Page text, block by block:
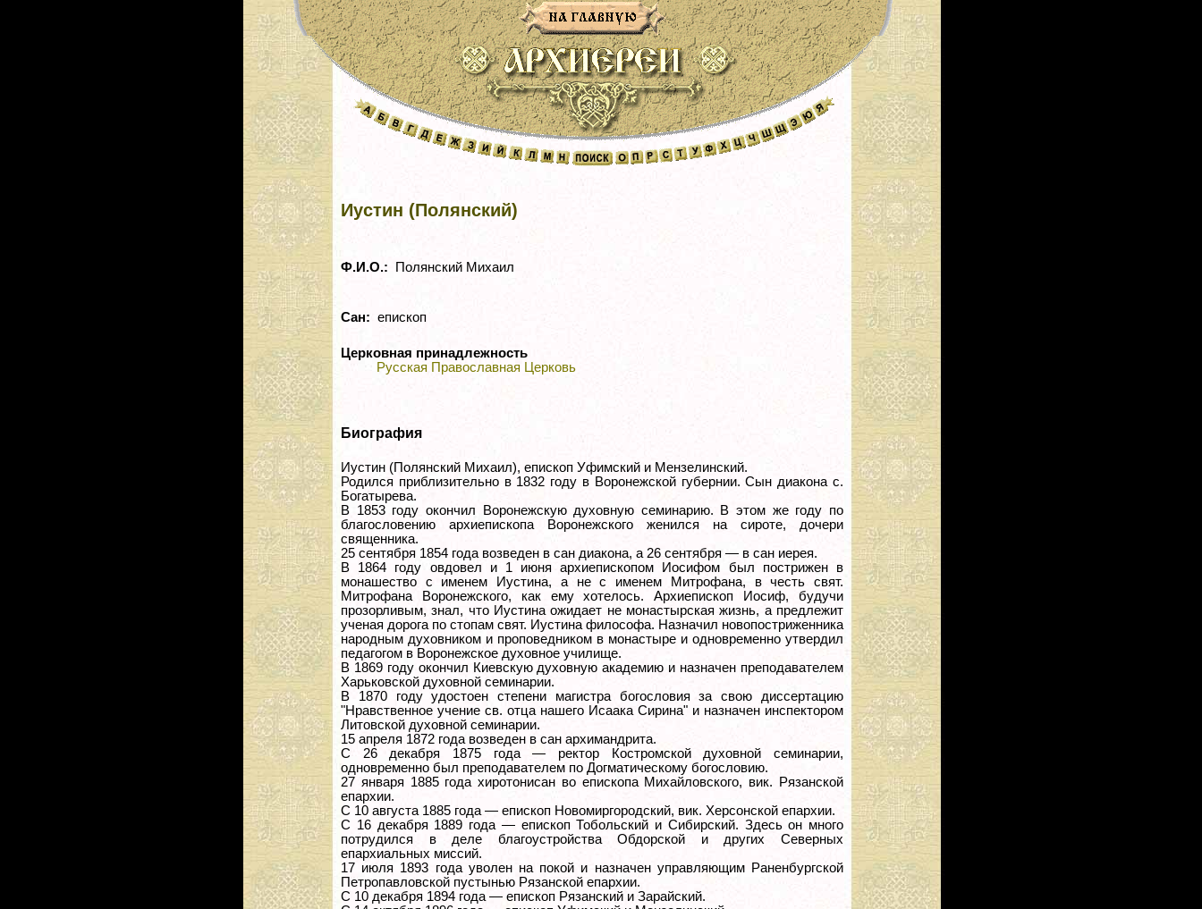
Иустин (Полянский)
Ф.И.О.: Полянский Михаил
Сан: епископ
Церковная принадлежность
Русская Православная Церковь
Биография
Иустин (Полянский Михаил), епископ Уфимский и Мензелинский.
Родился приблизительно в 1832 году в Воронежской губернии. Сын диакона с.
Богатырева.
В 1853 году окончил Воронежскую духовную семинарию. В этом же году по
благословению архиепископа Воронежского женился на сироте, дочери
священника.
25 сентября 1854 года возведен в сан диакона, а 26 сентября — в сан иерея.
В 1864 году овдовел и 1 июня архиепископом Иосифом был пострижен в
монашество с именем Иустина, а не с именем Митрофана, в честь свят.
Митрофана Воронежского, как ему хотелось. Архиепископ Иосиф, будучи
прозорливым, знал, что Иустина ожидает не монастырская жизнь, а предлежит
ученая дорога по стопам свят. Иустина философа. Назначил новопостриженника
народным духовником и проповедником в монастыре и одновременно утвердил
педагогом в Воронежское духовное училище.
В 1869 году окончил Киевскую духовную академию и назначен преподавателем
Харьковской духовной семинарии.
В 1870 году удостоен степени магистра богословия за свою диссертацию
"Нравственное учение св. отца нашего Исаака Сирина" и назначен инспектором
Литовской духовной семинарии.
15 апреля 1872 года возведен в сан архимандрита.
С 26 декабря 1875 года — ректор Костромской духовной семинарии,
одновременно был преподавателем по Догматическому богословию.
27 января 1885 года хиротонисан во епископа Михайловского, вик. Рязанской
епархии.
С 10 августа 1885 года — епископ Новомиргородский, вик. Херсонской епархии.
С 16 декабря 1889 года — епископ Тобольский и Сибирский. Здесь он много
потрудился в деле благоустройства Обдорской и других Северных
епархиальных миссий.
17 июля 1893 года уволен на покой и назначен управляющим Раненбургской
Петропавловской пустынью Рязанской епархии.
С 10 декабря 1894 года — епископ Рязанский и Зарайский.